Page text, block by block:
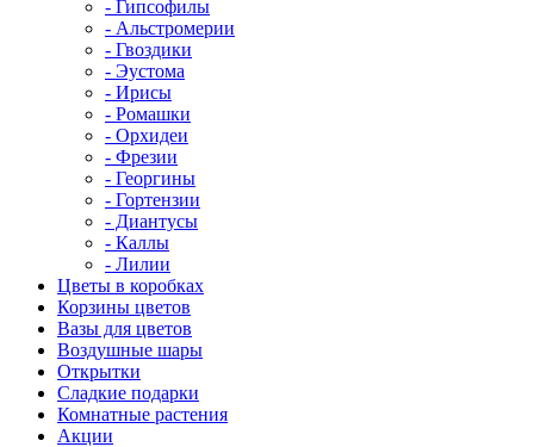
- Гипсофилы
- Альстромерии
- Гвоздики
- Эустома
- Ирисы
- Ромашки
- Орхидеи
- Фрезии
- Георгины
- Гортензии
- Диантусы
- Каллы
- Лилии
Цветы в коробках
Корзины цветов
Вазы для цветов
Воздушные шары
Открытки
Сладкие подарки
Комнатные растения
Акции